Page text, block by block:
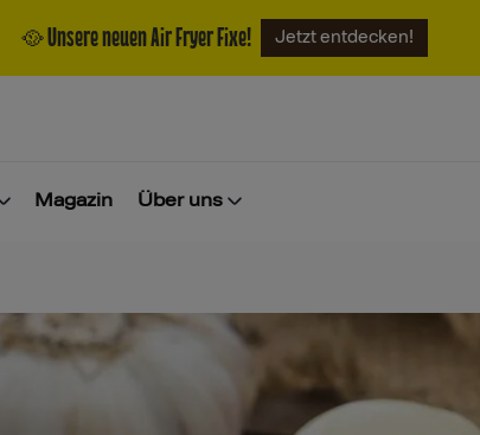
🥘 Unsere neuen Air Fryer Fixe! Jetzt entdecken!
Magazin Über uns